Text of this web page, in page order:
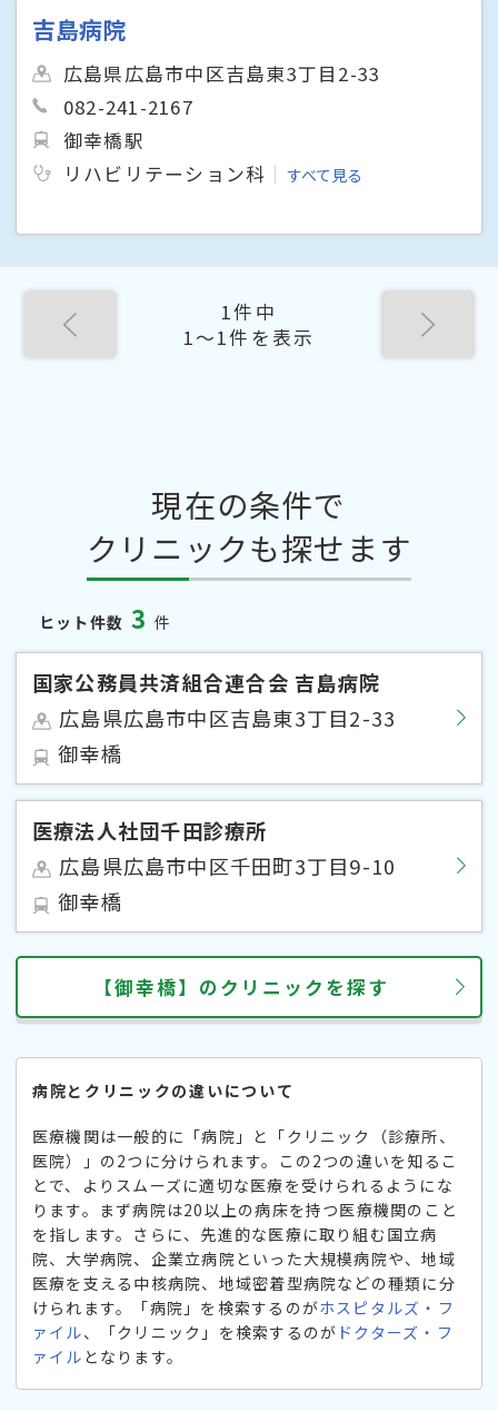
吉島病院
広島県広島市中区吉島東3丁目2-33
082-241-2167
御幸橋駅
リハビリテーション科
すべて見る
1件中
1〜1件を表示
現在の条件で
クリニックも探せます
ヒット件数 3 件
国家公務員共済組合連合会 吉島病院
広島県広島市中区吉島東3丁目2-33
御幸橋
医療法人社団千田診療所
広島県広島市中区千田町3丁目9-10
御幸橋
【御幸橋】のクリニックを探す
病院とクリニックの違いについて
医療機関は一般的に「病院」と「クリニック（診療所、
医院）」の2つに分けられます。この2つの違いを知るこ
とで、よりスムーズに適切な医療を受けられるようにな
ります。まず病院は20以上の病床を持つ医療機関のこと
を指します。さらに、先進的な医療に取り組む国立病
院、大学病院、企業立病院といった大規模病院や、地域
医療を支える中核病院、地域密着型病院などの種類に分
けられます。「病院」を検索するのがホスピタルズ・フ
ァイル、「クリニック」を検索するのが ドクターズ・フ
ァイル となります。